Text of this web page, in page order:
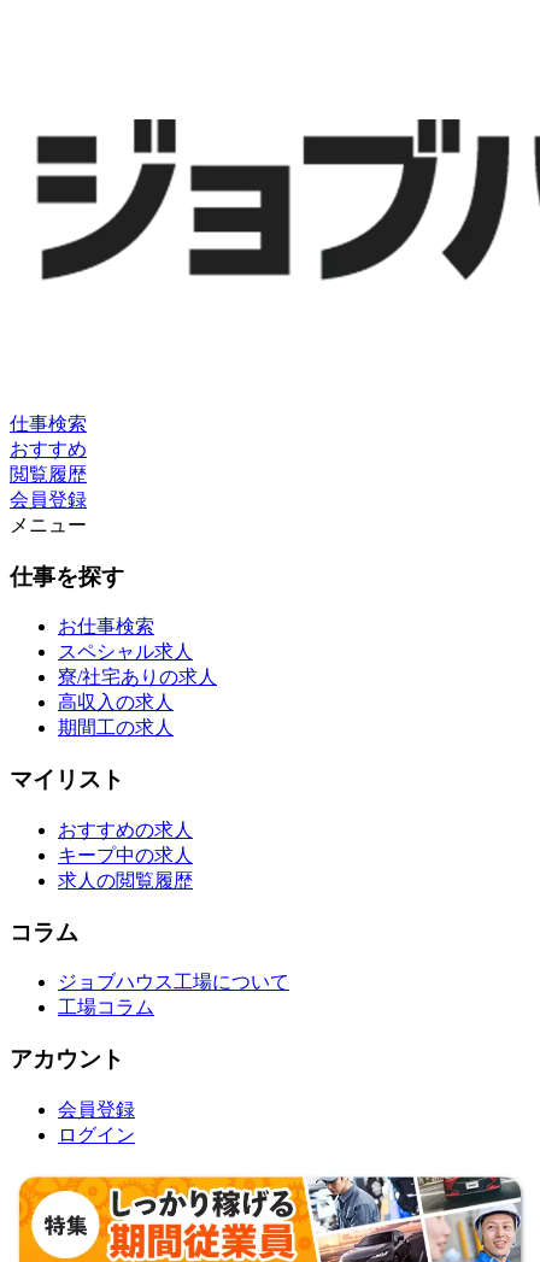
仕事検索
おすすめ
閲覧履歴
会員登録
メニュー
仕事を探す
お仕事検索
スペシャル求人
寮/社宅ありの求人
高収入の求人
期間工の求人
マイリスト
おすすめの求人
キープ中の求人
求人の閲覧履歴
コラム
ジョブハウス工場について
工場コラム
アカウント
会員登録
ログイン